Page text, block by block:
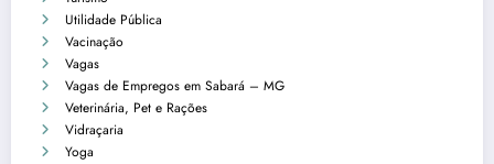
Utilidade Pública
Vacinação
Vagas
Vagas de Empregos em Sabará – MG
Veterinária, Pet e Rações
Vidraçaria
Yoga